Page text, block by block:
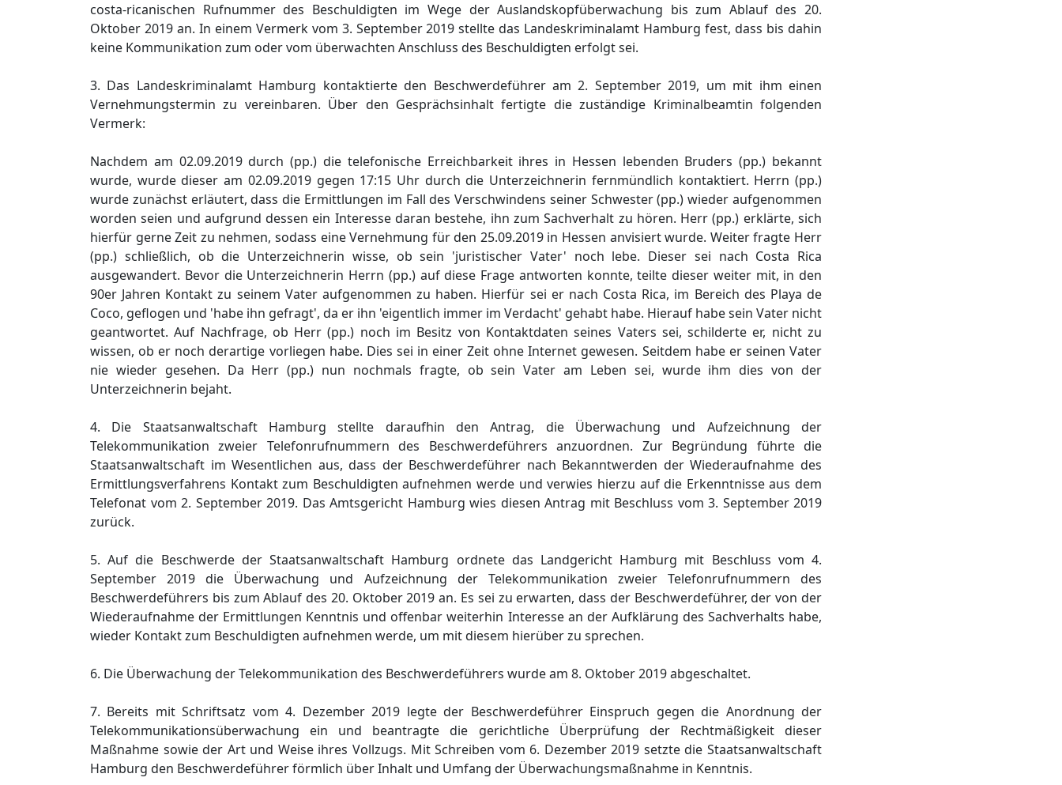
costa-ricanischen Rufnummer des Beschuldigten im Wege der Auslandskopfüberwachung bis zum Ablauf des 20.
Oktober 2019 an. In einem Vermerk vom 3. September 2019 stellte das Landeskriminalamt Hamburg fest, dass bis dahin
keine Kommunikation zum oder vom überwachten Anschluss des Beschuldigten erfolgt sei.
3. Das Landeskriminalamt Hamburg kontaktierte den Beschwerdeführer am 2. September 2019, um mit ihm einen
Vernehmungstermin zu vereinbaren. Über den Gesprächsinhalt fertigte die zuständige Kriminalbeamtin folgenden
Vermerk:
Nachdem am 02.09.2019 durch (pp.) die telefonische Erreichbarkeit ihres in Hessen lebenden Bruders (pp.) bekannt
wurde, wurde dieser am 02.09.2019 gegen 17:15 Uhr durch die Unterzeichnerin fernmündlich kontaktiert. Herrn (pp.)
wurde zunächst erläutert, dass die Ermittlungen im Fall des Verschwindens seiner Schwester (pp.) wieder aufgenommen
worden seien und aufgrund dessen ein Interesse daran bestehe, ihn zum Sachverhalt zu hören. Herr (pp.) erklärte, sich
hierfür gerne Zeit zu nehmen, sodass eine Vernehmung für den 25.09.2019 in Hessen anvisiert wurde. Weiter fragte Herr
(pp.) schließlich, ob die Unterzeichnerin wisse, ob sein 'juristischer Vater' noch lebe. Dieser sei nach Costa Rica
ausgewandert. Bevor die Unterzeichnerin Herrn (pp.) auf diese Frage antworten konnte, teilte dieser weiter mit, in den
90er Jahren Kontakt zu seinem Vater aufgenommen zu haben. Hierfür sei er nach Costa Rica, im Bereich des Playa de
Coco, geflogen und 'habe ihn gefragt', da er ihn 'eigentlich immer im Verdacht' gehabt habe. Hierauf habe sein Vater nicht
geantwortet. Auf Nachfrage, ob Herr (pp.) noch im Besitz von Kontaktdaten seines Vaters sei, schilderte er, nicht zu
wissen, ob er noch derartige vorliegen habe. Dies sei in einer Zeit ohne Internet gewesen. Seitdem habe er seinen Vater
nie wieder gesehen. Da Herr (pp.) nun nochmals fragte, ob sein Vater am Leben sei, wurde ihm dies von der
Unterzeichnerin bejaht.
4. Die Staatsanwaltschaft Hamburg stellte daraufhin den Antrag, die Überwachung und Aufzeichnung der
Telekommunikation zweier Telefonrufnummern des Beschwerdeführers anzuordnen. Zur Begründung führte die
Staatsanwaltschaft im Wesentlichen aus, dass der Beschwerdeführer nach Bekanntwerden der Wiederaufnahme des
Ermittlungsverfahrens Kontakt zum Beschuldigten aufnehmen werde und verwies hierzu auf die Erkenntnisse aus dem
Telefonat vom 2. September 2019. Das Amtsgericht Hamburg wies diesen Antrag mit Beschluss vom 3. September 2019
zurück.
5. Auf die Beschwerde der Staatsanwaltschaft Hamburg ordnete das Landgericht Hamburg mit Beschluss vom 4.
September 2019 die Überwachung und Aufzeichnung der Telekommunikation zweier Telefonrufnummern des
Beschwerdeführers bis zum Ablauf des 20. Oktober 2019 an. Es sei zu erwarten, dass der Beschwerdeführer, der von der
Wiederaufnahme der Ermittlungen Kenntnis und offenbar weiterhin Interesse an der Aufklärung des Sachverhalts habe,
wieder Kontakt zum Beschuldigten aufnehmen werde, um mit diesem hierüber zu sprechen.
6. Die Überwachung der Telekommunikation des Beschwerdeführers wurde am 8. Oktober 2019 abgeschaltet.
7. Bereits mit Schriftsatz vom 4. Dezember 2019 legte der Beschwerdeführer Einspruch gegen die Anordnung der
Telekommunikationsüberwachung ein und beantragte die gerichtliche Überprüfung der Rechtmäßigkeit dieser
Maßnahme sowie der Art und Weise ihres Vollzugs. Mit Schreiben vom 6. Dezember 2019 setzte die Staatsanwaltschaft
Hamburg den Beschwerdeführer förmlich über Inhalt und Umfang der Überwachungsmaßnahme in Kenntnis.